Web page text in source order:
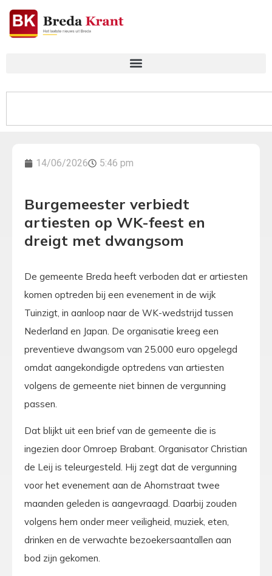
14/06/2026 5:46 pm
Burgemeester verbiedt
artiesten op WK-feest en
dreigt met dwangsom
De gemeente Breda heeft verboden dat er artiesten
komen optreden bij een evenement in de wijk
Tuinzigt, in aanloop naar de WK-wedstrijd tussen
Nederland en Japan. De organisatie kreeg een
preventieve dwangsom van 25.000 euro opgelegd
omdat aangekondigde optredens van artiesten
volgens de gemeente niet binnen de vergunning
passen.
Dat blijkt uit een brief van de gemeente die is
ingezien door Omroep Brabant. Organisator Christian
de Leij is teleurgesteld. Hij zegt dat de vergunning
voor het evenement aan de Ahornstraat twee
maanden geleden is aangevraagd. Daarbij zouden
volgens hem onder meer veiligheid, muziek, eten,
drinken en de verwachte bezoekersaantallen aan
bod zijn gekomen.